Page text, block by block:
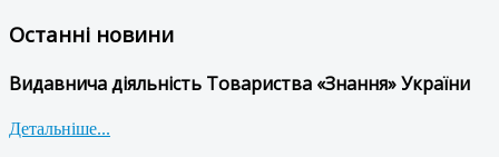
Останні новини
Видавнича діяльність Товариства «Знання» України
Детальніше...